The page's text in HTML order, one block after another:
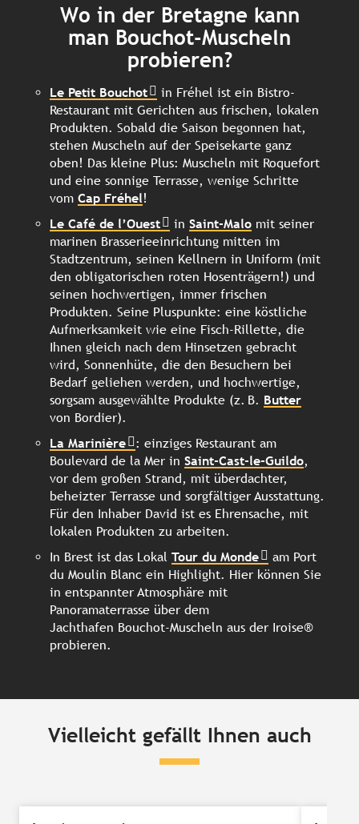
Wo in der Bretagne kann
man Bouchot-Muscheln
probieren?
Le Petit Bouchot
in Fréhel ist ein Bistro-
Restaurant mit Gerichten aus frischen, lokalen
Produkten. Sobald die Saison begonnen hat,
stehen Muscheln auf der Speisekarte ganz
oben! Das kleine Plus: Muscheln mit Roquefort
und eine sonnige Terrasse, wenige Schritte
vom Cap Fréhel!
Le Café de l’Ouest
in Saint-Malo mit seiner
marinen Brasserieeinrichtung mitten im
Stadtzentrum, seinen Kellnern in Uniform (mit
den obligatorischen roten Hosenträgern!) und
seinen hochwertigen, immer frischen
Produkten. Seine Pluspunkte: eine köstliche
Aufmerksamkeit wie eine Fisch-Rillette, die
Ihnen gleich nach dem Hinsetzen gebracht
wird, Sonnenhüte, die den Besuchern bei
Bedarf geliehen werden, und hochwertige,
sorgsam ausgewählte Produkte (z. B. Butter
von Bordier).
La Marinière
: einziges Restaurant am
Boulevard de la Mer in Saint-Cast-le-Guildo,
vor dem großen Strand, mit überdachter,
beheizter Terrasse und sorgfältiger Ausstattung.
Für den Inhaber David ist es Ehrensache, mit
lokalen Produkten zu arbeiten.
In Brest ist das Lokal Tour du Monde
am Port
du Moulin Blanc ein Highlight. Hier können Sie
in entspannter Atmosphäre mit
Panoramaterrasse über dem
Jachthafen Bouchot-Muscheln aus der Iroise®
probieren.
Vielleicht gefällt Ihnen auch